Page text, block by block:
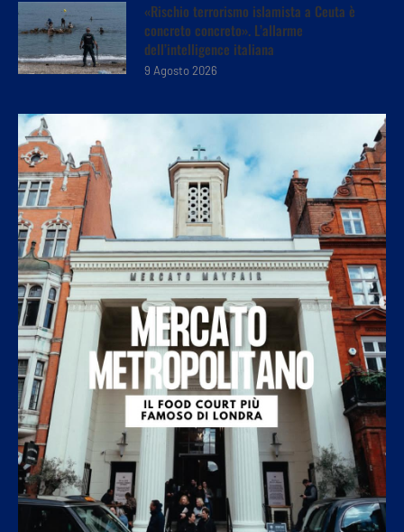
«Rischio terrorismo islamista a Ceuta è
concreto concreto». L’allarme
dell’intelligence italiana
9 Agosto 2026